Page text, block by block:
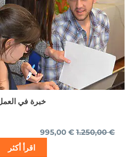
خبرة في العمل
1.250,00€
995,00€
اقرأ أكثر